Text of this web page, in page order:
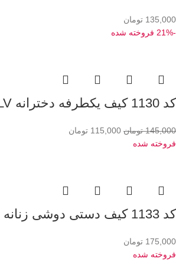
135,000 تومان
-21%
فروخته شده
کد 1130 کیف یکطرفه دخترانه LV
145,000 تومان 115,000 تومان
فروخته شده
کد 1133 کیف دستی دوشی زنانه شنل جلو بافت
175,000 تومان
فروخته شده